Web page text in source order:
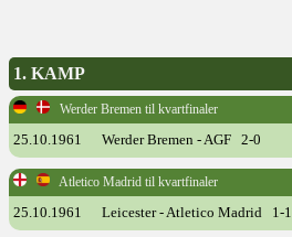
1. KAMP
Werder Bremen til kvartfinaler
25.10.1961 Werder Bremen - AGF 2-0
Atletico Madrid til kvartfinaler
25.10.1961 Leicester - Atletico Madrid 1-1